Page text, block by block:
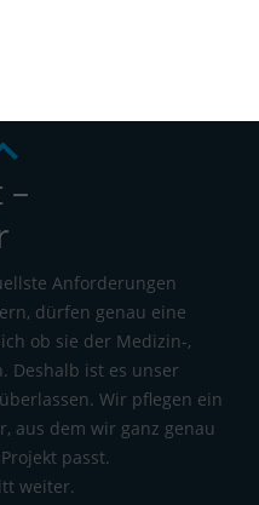
Anforderungen
dürfen genau eine
ob sie der Medizin-,
Deshalb ist es unser
Wir pflegen ein
aus dem wir ganz genau
passt.
weiter.